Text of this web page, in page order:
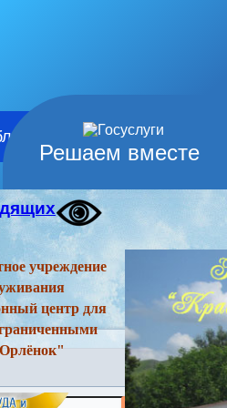
Решаем вместе
учреждение
центр для